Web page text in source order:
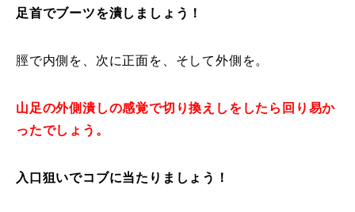
インストラクター一覧
よくある質問
足首でブーツを潰しましょう！
脛で内側を、次に正面を、そして外側を。
山足の外側潰しの感覚で切り換えしをしたら回り易か
ったでしょう。
入口狙いでコブに当たりましょう！